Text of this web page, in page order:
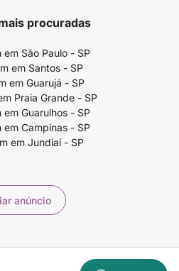
procuradas
em São Paulo - SP
em Santos - SP
em Guarujá - SP
Praia Grande - SP
em Guarulhos - SP
em Campinas - SP
em Jundiaí - SP
anúncio
- 99Massagem Publicidade e